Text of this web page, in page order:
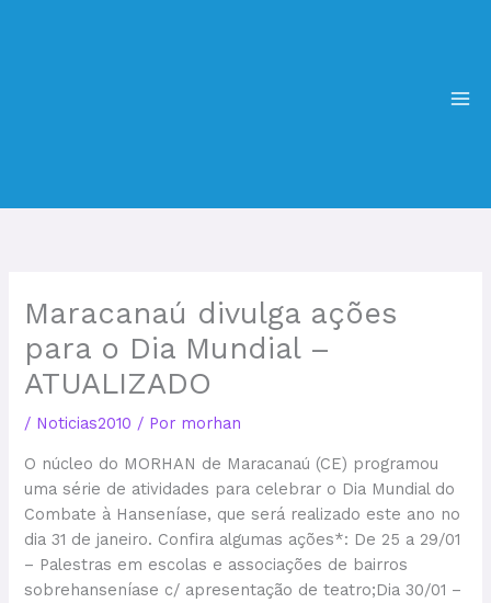
Maracanaú divulga ações
para o Dia Mundial –
ATUALIZADO
/ Noticias2010 / Por morhan
O núcleo do MORHAN de Maracanaú (CE) programou
uma série de atividades para celebrar o Dia Mundial do
Combate à Hanseníase, que será realizado este ano no
dia 31 de janeiro. Confira algumas ações*: De 25 a 29/01
– Palestras em escolas e associações de bairros
sobrehanseníase c/ apresentação de teatro;Dia 30/01 –